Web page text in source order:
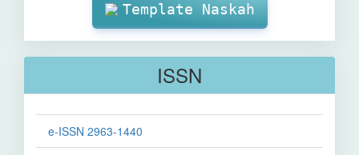
Template Naskah
ISSN
e-ISSN 2963-1440